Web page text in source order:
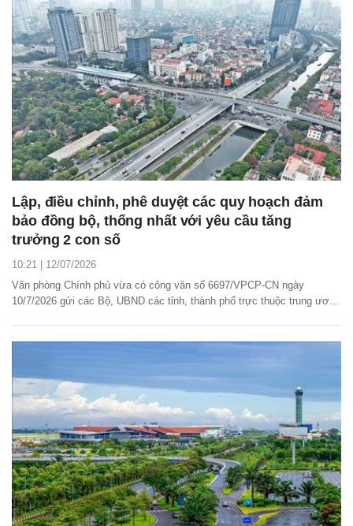
Lập, điều chỉnh, phê duyệt các quy hoạch đảm
bảo đồng bộ, thống nhất với yêu cầu tăng
trưởng 2 con số
10:21 | 12/07/2026
Văn phòng Chính phủ vừa có công văn số 6697/VPCP-CN ngày
10/7/2026 gửi các Bộ, UBND các tỉnh, thành phố trực thuộc trung ương